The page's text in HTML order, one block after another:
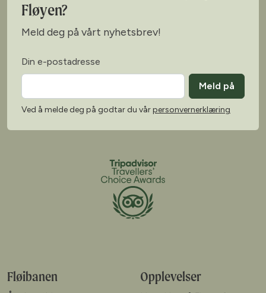
Fløyen?
Meld deg på vårt nyhetsbrev!
Din e-postadresse
Meld på
Ved å melde deg på godtar du vårpersonvernerklæring
Fløibanen Opplevelser